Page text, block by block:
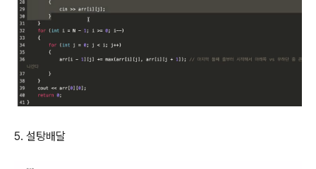
5. 설탕배달